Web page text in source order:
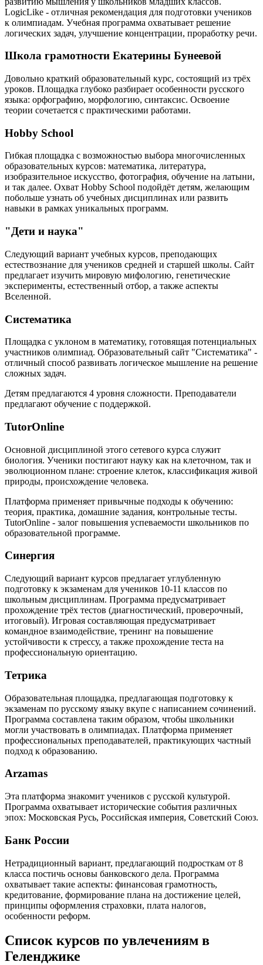
LogicLike - отличная рекомендация для подготовки учеников
к олимпиадам. Учебная программа охватывает решение
логических задач, улучшение концентрации, проработку речи.
Школа грамотности Екатерины Бунеевой
Довольно краткий образовательный курс, состоящий из трёх
уроков. Площадка глубоко разбирает особенности русского
языка: орфографию, морфологию, синтаксис. Освоение
теории сочетается с практическими работами.
Hobby School
Гибкая площадка с возможностью выбора многочисленных
образовательных курсов: математика, литература,
изобразительное искусство, фотография, обучение на латыни,
и так далее. Охват Hobby School подойдёт детям, желающим
побольше узнать об учебных дисциплинах или развить
навыки в рамках уникальных программ.
"Дети и наука"
Следующий вариант учебных курсов, преподающих
естествознание для учеников средней и старшей школы. Сайт
предлагает изучить мировую мифологию, генетические
эксперименты, естественный отбор, а также аспекты
Вселенной.
Систематика
Площадка с уклоном в математику, готовящая потенциальных
участников олимпиад. Образовательный сайт "Систематика" -
отличный способ развивать логическое мышление на решение
сложных задач.
Детям предлагаются 4 уровня сложности. Преподаватели
предлагают обучение с поддержкой.
TutorOnline
Основной дисциплиной этого сетевого курса служит
биология. Ученики постигают науку как на клеточном, так и
эволюционном плане: строение клеток, классификация живой
природы, происхождение человека.
Платформа применяет привычные подходы к обучению:
теория, практика, домашние задания, контрольные тесты.
TutorOnline - залог повышения успеваемости школьников по
образовательной программе.
Синергия
Следующий вариант курсов предлагает углубленную
подготовку к экзаменам для учеников 10-11 классов по
школьным дисциплинам. Программа предусматривает
прохождение трёх тестов (диагностический, проверочный,
итоговый). Игровая составляющая предусматривает
командное взаимодействие, тренинг на повышение
устойчивости к стрессу, а также прохождение теста на
профессиональную ориентацию.
Тетрика
Образовательная площадка, предлагающая подготовку к
экзаменам по русскому языку вкупе с написанием сочинений.
Программа составлена таким образом, чтобы школьники
могли участвовать в олимпиадах. Платформа применяет
профессиональных преподавателей, практикующих частный
подход к образованию.
Arzamas
Эта платформа знакомит учеников с русской культурой.
Программа охватывает исторические события различных
эпох: Московская Русь, Российская империя, Советский Союз.
Банк России
Нетрадиционный вариант, предлагающий подросткам от 8
класса постичь основы банковского дела. Программа
охватывает такие аспекты: финансовая грамотность,
кредитование, формирование плана на достижение целей,
принципы оформления страховки, плата налогов,
особенности реформ.
Список курсов по увлечениям в
Геленджике